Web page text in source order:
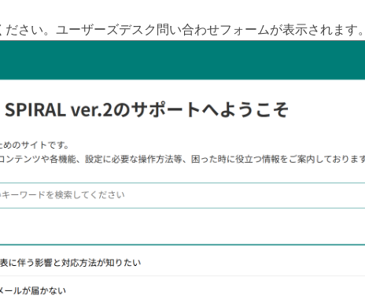
さい。ユーザーズデスク問い合わせフォームが表示されます。